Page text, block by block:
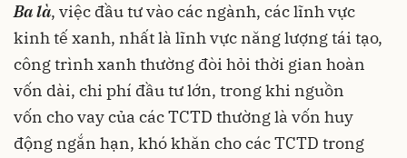
Ba là, việc đầu tư vào các ngành, các lĩnh vực
kinh tế xanh, nhất là lĩnh vực năng lượng tái tạo,
công trình xanh thường đòi hỏi thời gian hoàn
vốn dài, chi phí đầu tư lớn, trong khi nguồn
vốn cho vay của các TCTD thường là vốn huy
động ngắn hạn, khó khăn cho các TCTD trong